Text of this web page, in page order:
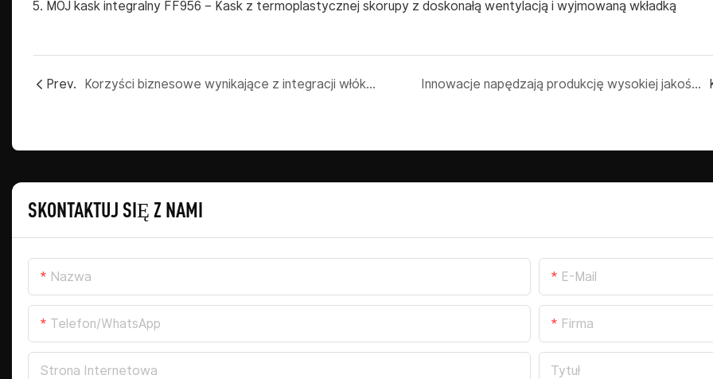
MÓJ kask integralny FF956 – Kask z termoplastycznej skorupy z doskonałą wentylacją i wyjmowaną wkładką
Prev. Korzyści biznesowe wynikające z integracji włókna węglowego w kaskach motocyklowych w programach bezpieczeństwa Innowacje napędzają produkcję wysokiej jakości kasków ochronnych z włókna węglowego dla producentów OEM i dostawców
SKONTAKTUJ SIĘ Z NAMI
Nazwa E-Mail
Telefon/WhatsApp Firma
Strona Internetowa Tytuł